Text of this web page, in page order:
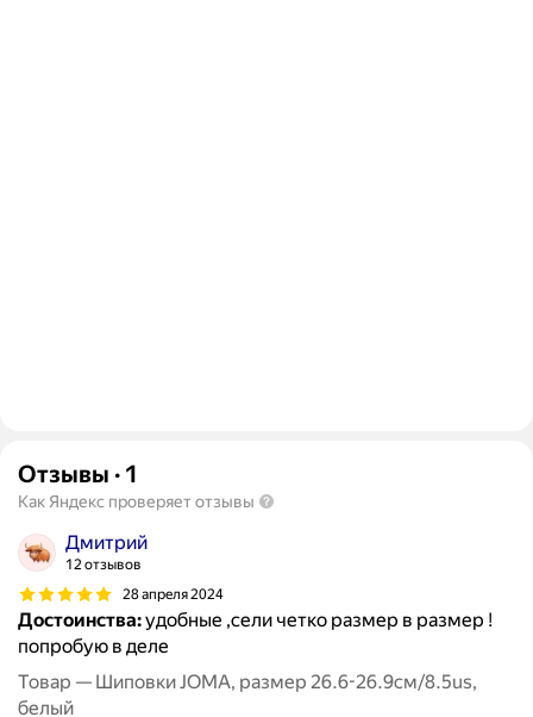
Отзывы · 1
Как Яндекс проверяет отзывы
Дмитрий
12 отзывов
28 апреля 2024
Достоинства:удобные ,сели четко размер в размер !
попробую в деле
Товар — Шиповки JOMA, размер 26.6-26.9см/8.5us,
белый